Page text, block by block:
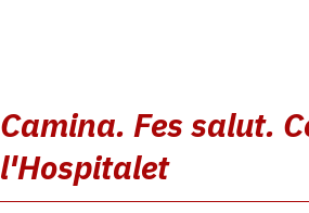
Camina. Fes salut.
l'Hospitalet